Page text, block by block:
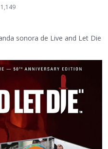
sonora de Live and Let Die